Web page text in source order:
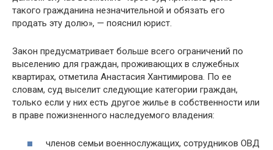
такого гражданина незначительной и обязать его
продать эту долю», — пояснил юрист.
Закон предусматривает больше всего ограничений по
выселению для граждан, проживающих в служебных
квартирах, отметила Анастасия Хантимирова. По ее
словам, суд выселит следующие категории граждан,
только если у них есть другое жилье в собственности или
в праве пожизненного наследуемого владения:
членов семьи военнослужащих, сотрудников ОВД